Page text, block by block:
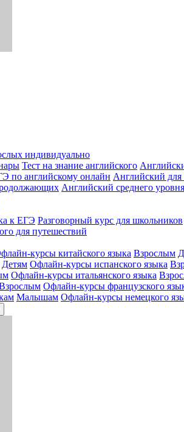
индивидуально
Тест на знание английского
по английскому онлайн Английский для
Английский среднего уровня
к ЕГЭ Разговорный курс для школьников
для путешествий
курсы китайского языка Взрослым
Детям Офлайн-курсы испанского языка
Офлайн-курсы итальянского языка
Офлайн-курсы французского
Малышам Офлайн-курсы немецкого